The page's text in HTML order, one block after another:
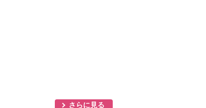
さらに見る